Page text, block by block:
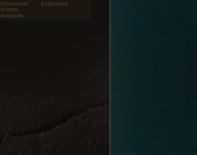
Découverte
d’objets
magiques
Expérience